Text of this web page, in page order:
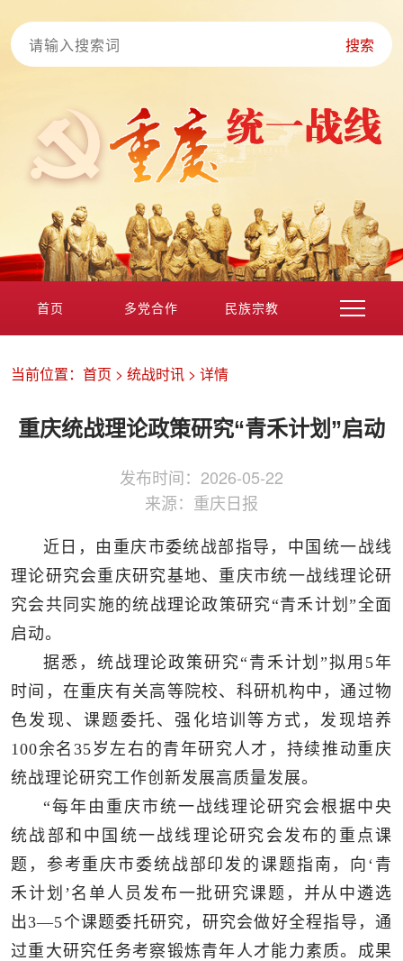
搜索
首页 多党合作 民族宗教
侨务工作 区县动态 统战历史文化
当前位置： 首页 > 统战时讯 > 详情
重庆统战理论政策研究“青禾计划”启动
发布时间： 2026-05-22
来源： 重庆日报
近日，由重庆市委统战部指导，中国统一战线
理论研究会重庆研究基地、重庆市统一战线理论研
究会共同实施的统战理论政策研究“青禾计划”全面
启动。
据悉，统战理论政策研究“青禾计划”拟用5年
时间，在重庆有关高等院校、科研机构中，通过物
色发现、课题委托、强化培训等方式，发现培养
100余名35岁左右的青年研究人才，持续推动重庆
统战理论研究工作创新发展高质量发展。
“每年由重庆市统一战线理论研究会根据中央
统战部和中国统一战线理论研究会发布的重点课
题，参考重庆市委统战部印发的课题指南，向‘青
禾计划’名单人员发布一批研究课题，并从中遴选
出3—5个课题委托研究，研究会做好全程指导，通
过重大研究任务考察锻炼青年人才能力素质。成果